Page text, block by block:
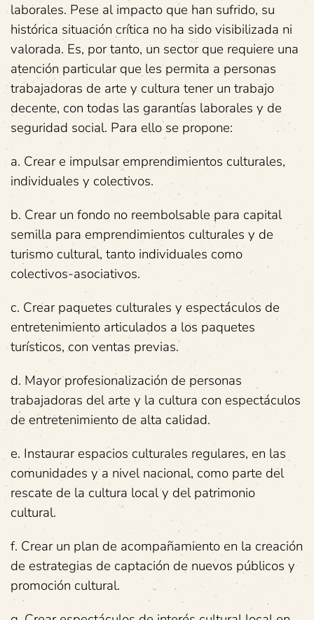
laborales. Pese al impacto que han sufrido, su
histórica situación crítica no ha sido visibilizada ni
valorada. Es, por tanto, un sector que requiere una
atención particular que les permita a personas
trabajadoras de arte y cultura tener un trabajo
decente, con todas las garantías laborales y de
seguridad social. Para ello se propone:
a. Crear e impulsar emprendimientos culturales,
individuales y colectivos.
b. Crear un fondo no reembolsable para capital
semilla para emprendimientos culturales y de
turismo cultural, tanto individuales como
colectivos-asociativos.
c. Crear paquetes culturales y espectáculos de
entretenimiento articulados a los paquetes
turísticos, con ventas previas.
d. Mayor profesionalización de personas
trabajadoras del arte y la cultura con espectáculos
de entretenimiento de alta calidad.
e. Instaurar espacios culturales regulares, en las
comunidades y a nivel nacional, como parte del
rescate de la cultura local y del patrimonio
cultural.
f. Crear un plan de acompañamiento en la creación
de estrategias de captación de nuevos públicos y
promoción cultural.